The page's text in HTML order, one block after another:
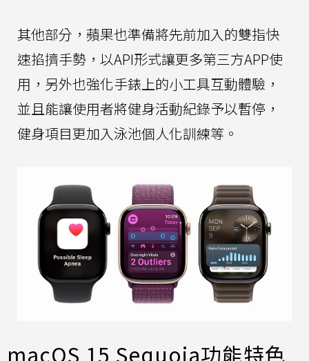
其他部分，蘋果也準備將先前加入的雙指快
速掐擠手勢，以API形式讓更多第三方APP使
用，另外也強化手錶上的小工具互動體驗，
並且能讓使用者將健身活動紀錄予以暫停，
健身項目更加入泳池個人化訓練等。
macOS 15 Sequoia功能特色